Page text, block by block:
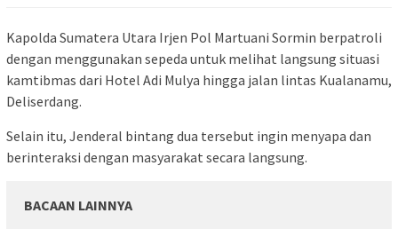
Kapolda Sumatera Utara Irjen Pol Martuani Sormin berpatroli
dengan menggunakan sepeda untuk melihat langsung situasi
kamtibmas dari Hotel Adi Mulya hingga jalan lintas Kualanamu,
Deliserdang.
Selain itu, Jenderal bintang dua tersebut ingin menyapa dan
berinteraksi dengan masyarakat secara langsung.
BACAAN LAINNYA